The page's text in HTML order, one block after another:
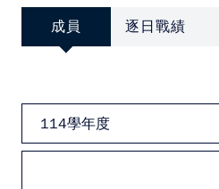
隱私權政策
網站使用條款
LINK
教育部體育署
成員 逐日戰績